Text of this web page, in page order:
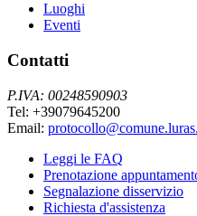
Luoghi
Eventi
Contatti
P.IVA: 00248590903
Tel: +39079645200
Email:
Leggi le FAQ
Prenotazione
Segnalazione disservizio
Richiesta d'assistenza